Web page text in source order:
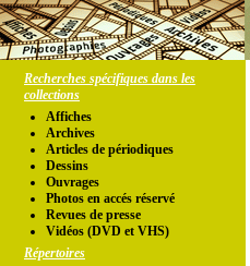
Recherches spécifiques dans les
collections
Affiches
Archives
Articles de périodiques
Dessins
Ouvrages
Photos en accés réservé
Revues de presse
Vidéos (DVD et VHS)
Répertoires